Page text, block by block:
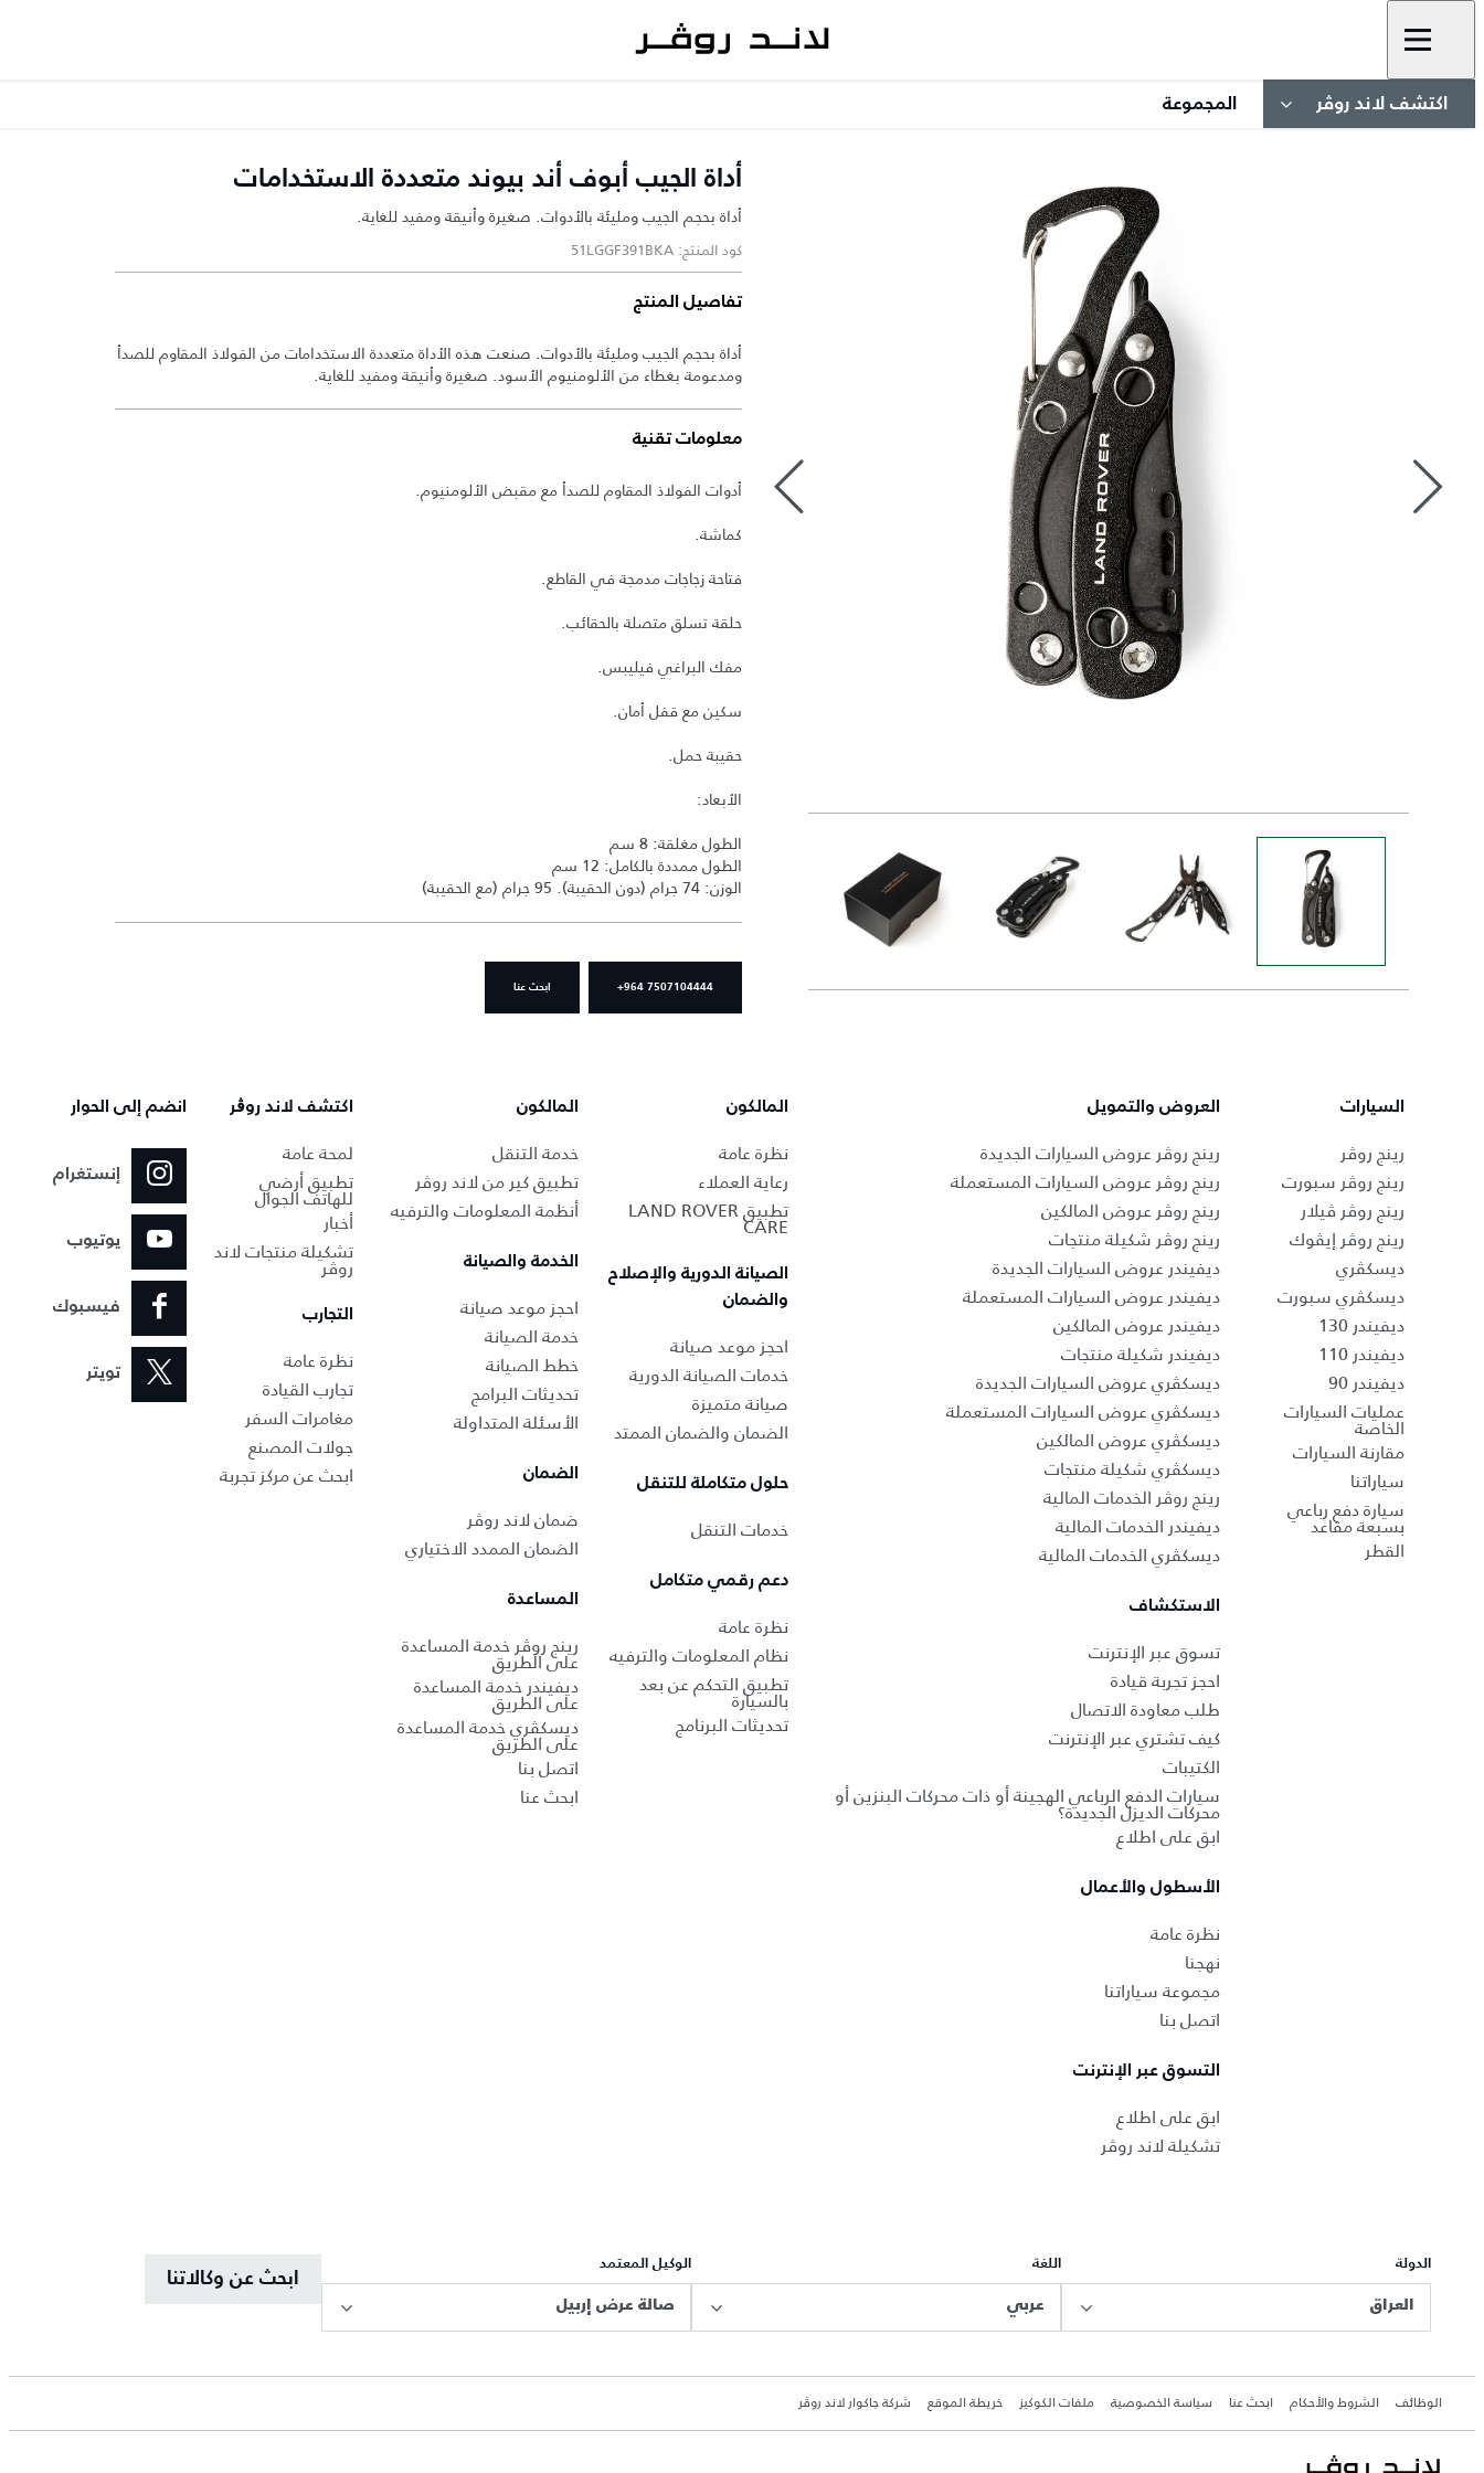
اكتشف لاند روڤر المجموعة
أداة الجيب أبوف أند بيوند متعددة الاستخدامات
أداة بحجم الجيب ومليئة بالأدوات. صغيرة وأنيقة ومفيد للغاية.
كود المنتج: 51LGGF391BKA
تفاصيل المنتج
أداة بحجم الجيب ومليئة بالأدوات. صنعت هذه الأداة متعددة الاستخدامات من الفولاذ المقاوم للصدأ
ومدعومة بغطاء من الألومنيوم الأسود. صغيرة وأنيقة ومفيد للغاية.
معلومات تقنية
أدوات الفولاذ المقاوم للصدأ مع مقبض الألومنيوم.
كماشة.
فتاحة زجاجات مدمجة في القاطع.
حلقة تسلق متصلة بالحقائب.
مفك البراغي فيليبس.
سكين مع قفل أمان.
حقيبة حمل.
الأبعاد:
الطول مغلقة: 8 سم
الطول ممددة بالكامل: 12 سم
الوزن: 74 جرام (دون الحقيبة). 95 جرام (مع الحقيبة)
+964 7507104444 ابحث عنا
السيارات
رينج روڤر
رينج روڤر سبورت
رينج روڤر ڤيلار
رينج روڤر إيڤوك
ديسكڤري
ديسكڤري سبورت
ديفيندر 130
ديفيندر 110
ديفيندر 90
عمليات السيارات
الخاصة
مقارنة السيارات
سياراتنا
سيارة دفع رباعي
بسبعة مقاعد
القطر
العروض والتمويل
رينج روڤر عروض السيارات الجديدة
رينج روڤر عروض السيارات المستعملة
رينج روڤر عروض المالكين
رينج روڤر شكيلة منتجات
ديفيندر عروض السيارات الجديدة
ديفيندر عروض السيارات المستعملة
ديفيندر عروض المالكين
ديفيندر شكيلة منتجات
ديسكڤري عروض السيارات الجديدة
ديسكڤري عروض السيارات المستعملة
ديسكڤري عروض المالكين
ديسكڤري شكيلة منتجات
رينج روڤر الخدمات المالية
ديفيندر الخدمات المالية
ديسكڤري الخدمات المالية
الاستكشاف
تسوق عبر الإنترنت
احجز تجربة قيادة
طلب معاودة الاتصال
كيف تشتري عبر الإنترنت
الكتيبات
سيارات الدفع الرباعي الهجينة أو ذات محركات البنزين أو
محركات الديزل الجديدة؟
ابق على اطلاع
الأسطول والأعمال
نظرة عامة
نهجنا
مجموعة سياراتنا
اتصل بنا
التسوق عبر الإنترنت
ابق على اطلاع
تشكيلة لاند روڤر
المالكون
نظرة عامة
رعاية العملاء
تطبيق LAND ROVER
CARE
الصيانة الدورية والإصلاح
والضمان
احجز موعد صيانة
خدمات الصيانة الدورية
صيانة متميزة
الضمان والضمان الممتد
حلول متكاملة للتنقل
خدمات التنقل
دعم رقمي متكامل
نظرة عامة
نظام المعلومات والترفيه
تطبيق التحكم عن بعد
بالسيارة
تحديثات البرنامج
المالكون
خدمة التنقل
تطبيق كير من لاند روڤر
أنظمة المعلومات والترفيه
الخدمة والصيانة
احجز موعد صيانة‎
خدمة الصيانة
خطط الصيانة
تحديثات البرامج
الأسئلة المتداولة
الضمان
ضمان لاند روڤر
الضمان الممدد الاختياري
المساعدة
رينج روڤر خدمة المساعدة
على الطريق
ديفيندر خدمة المساعدة
على الطريق
ديسكڤري خدمة المساعدة
على الطريق
اتصل بنا
ابحث عنا
اكتشف لاند روڨر
لمحة عامة
تطبيق أرضي
للهاتف الجوال
أخبار
تشكيلة منتجات لاند
روڤر
التجارب
نظرة عامة
تجارب القيادة
مغامرات السفر
جولات المصنع
ابحث عن مركز تجربة
انضم إلى الحوار
إنستغرام
يوتيوب
فيسبوك
تويتر
الدولة
العراق
اللغة
عربي
الوكيل المعتمد
صالة عرض إربيل
ابحث عن وكالاتنا
الوظائف الشروط والأحكام ابحث عنا سياسة الخصوصية ملفات الكوكيز خريطة الموقع شركة جاكوار لاند روڤر